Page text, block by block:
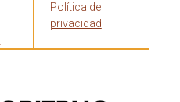
Política de
privacidad